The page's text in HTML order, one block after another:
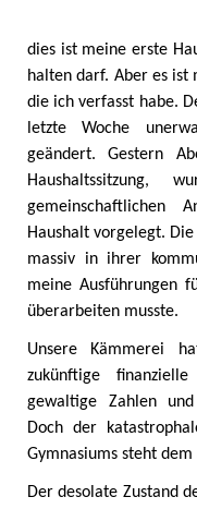
dies ist meine erste
halten darf. Aber es
die ich verfasst habe.
letzte Woche
geändert. Gestern
Haushaltssitzung,
gemeinschaftlichen
Haushalt vorgelegt.
massiv in ihrer
meine Ausführungen
überarbeiten musste.
Unsere Kämmerei
zukünftige
gewaltige Zahlen und
Doch der
Gymnasiums steht dem
Der desolate Zustand